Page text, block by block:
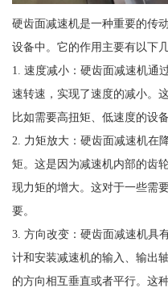
硬齿面减速机是一种重要的传
设备中。它的作用主要有以下
1. 速度减小：硬齿面减速机通
速转速，实现了速度的减小。
比如需要高扭矩、低速度的设备
2. 力矩放大：硬齿面减速机在
矩。这是因为减速机内部的齿
现力矩的增大。这对于一些需
要。
3. 方向改变：硬齿面减速机具
计和安装减速机的输入、输出
的方向相互垂直或者平行。这